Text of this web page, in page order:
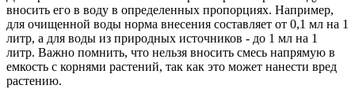
вносить его в воду в определенных пропорциях. Например,
для очищенной воды норма внесения составляет от 0,1 мл на 1
литр, а для воды из природных источников - до 1 мл на 1
литр. Важно помнить, что нельзя вносить смесь напрямую в
емкость с корнями растений, так как это может нанести вред
растению.